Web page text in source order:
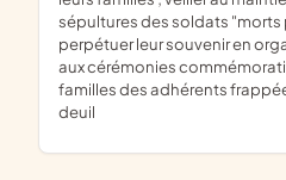
sépultures des soldats "morts
perpétuer leur souvenir en
aux cérémonies
familles des adhérents
deuil